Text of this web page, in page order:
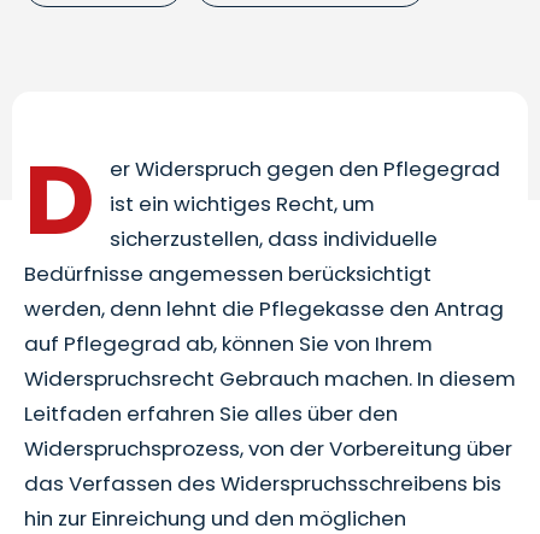
D
er Widerspruch gegen den Pflegegrad
ist ein wichtiges Recht, um
sicherzustellen, dass individuelle
Bedürfnisse angemessen berücksichtigt
werden, denn lehnt die Pflegekasse den Antrag
auf Pflegegrad ab, können Sie von Ihrem
Widerspruchsrecht Gebrauch machen. In diesem
Leitfaden erfahren Sie alles über den
Widerspruchsprozess, von der Vorbereitung über
das Verfassen des Widerspruchsschreibens bis
hin zur Einreichung und den möglichen